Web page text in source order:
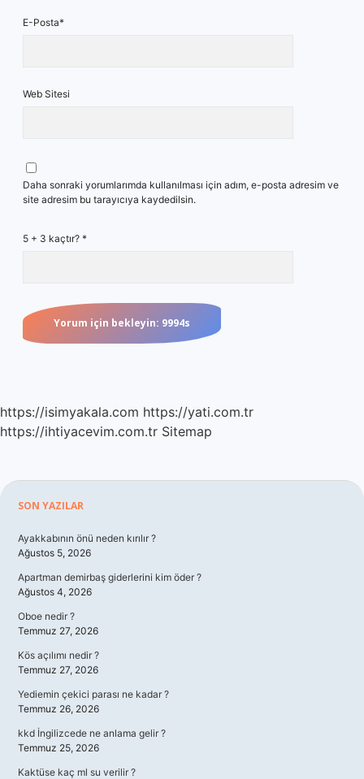
E-Posta*
Web Sitesi
Daha sonraki yorumlarımda kullanılması için adım, e-posta adresim ve
site adresim bu tarayıcıya kaydedilsin.
5 + 3 kaçtır? *
https://isimyakala.com https://yati.com.tr
https://ihtiyacevim.com.tr Sitemap
Sidebar
SON YAZILAR
Ayakkabının önü neden kırılır ?
Ağustos 5, 2026
Apartman demirbaş giderlerini kim öder ?
Ağustos 4, 2026
Oboe nedir ?
Temmuz 27, 2026
Kös açılımı nedir ?
Temmuz 27, 2026
Yediemin çekici parası ne kadar ?
Temmuz 26, 2026
kkd İngilizcede ne anlama gelir ?
Temmuz 25, 2026
Kaktüse kaç ml su verilir ?